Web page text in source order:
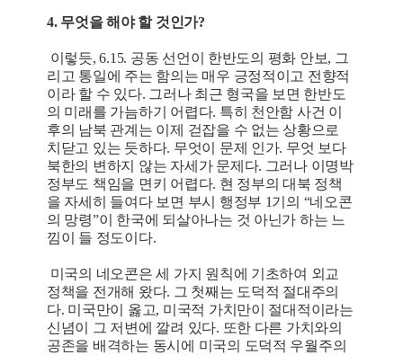
4. 무엇을 해야 할 것인가?
이렇듯, 6.15. 공동 선언이 한반도의 평화 안보, 그
리고 통일에 주는 함의는 매우 긍정적이고 전향적
이라 할 수 있다. 그러나 최근 형국을 보면 한반도
의 미래를 가늠하기 어렵다. 특히 천안함 사건 이
후의 남북 관계는 이제 걷잡을 수 없는 상황으로
치닫고 있는 듯하다. 무엇이 문제 인가. 무엇 보다
북한의 변하지 않는 자세가 문제다. 그러나 이명박
정부도 책임을 면키 어렵다. 현 정부의 대북 정책
을 자세히 들여다 보면 부시 행정부 1기의 “네오콘
의 망령”이 한국에 되살아나는 것 아닌가 하는 느
낌이 들 정도이다.
미국의 네오콘은 세 가지 원칙에 기초하여 외교
정책을 전개해 왔다. 그 첫째는 도덕적 절대주의
다. 미국만이 옳고, 미국적 가치만이 절대적이라는
신념이 그 저변에 깔려 있다. 또한 다른 가치와의
공존을 배격하는 동시에 미국의 도덕적 우월주의